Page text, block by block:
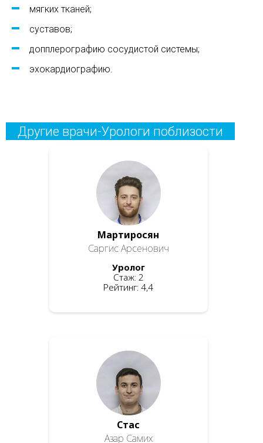
мягких тканей;
суставов;
допплерографию сосудистой системы;
эхокардиографию.
Другие врачи-Урологи поблизости
Мартиросян
Саргис Арсенович
Уролог
Стаж: 2
Рейтинг: 4,4
Стас
Азар Самих